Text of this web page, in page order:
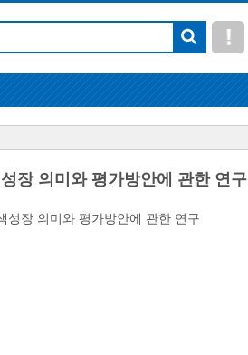
장 의미와 평가방안에 관한 연구
성장 의미와 평가방안에 관한 연구